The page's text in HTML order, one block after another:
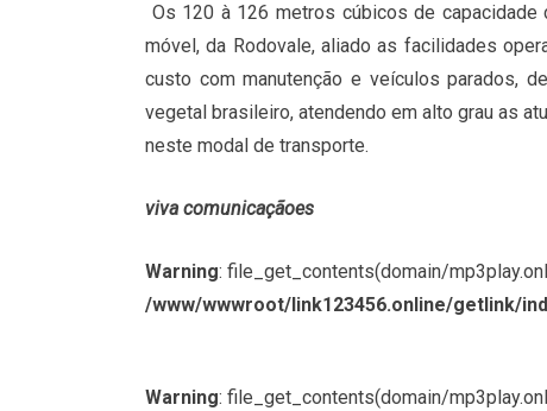
Os 120 à 126 metros cúbicos de
móvel, da Rodovale, aliado as facilidades
custo com manutenção e veículos parados,
vegetal brasileiro, atendendo em alto grau as
neste modal de transporte.
viva comunicaçãoes
Warning: file_get_contents(domain/
/www/wwwroot/link123456.online/getlink/
Warning: file_get_contents(domain/